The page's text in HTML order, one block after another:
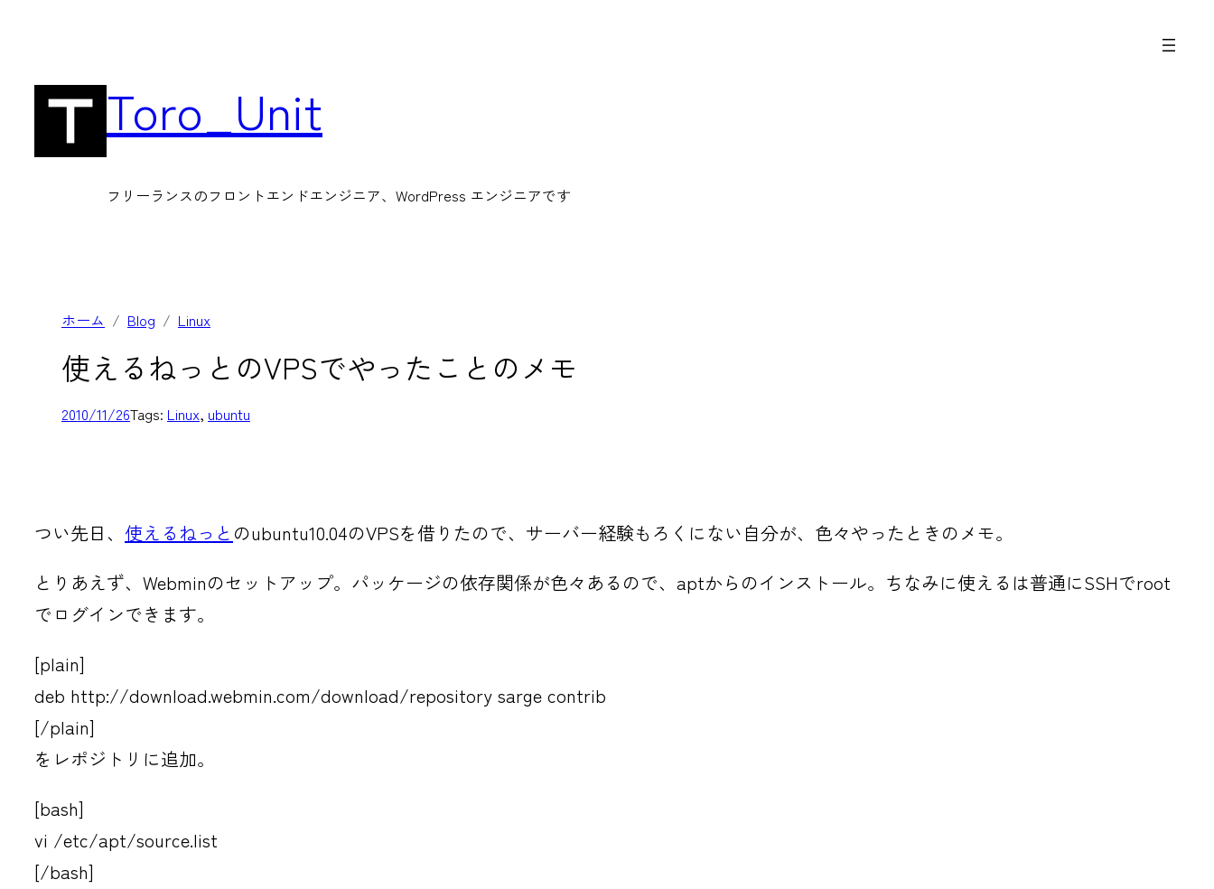
Toro_Unit
フリーランスのフロントエンドエンジニア、WordPress エンジニアです
ホーム Blog Linux
使えるねっとのVPSでやったことのメモ
2010/11/26Tags: Linux, ubuntu
つい先日、 使えるねっと のubuntu10.04のVPSを借りたので、サーバー経験もろくにない自分が、色々やったときのメモ。
とりあえず、Webminのセットアップ。パッケージの依存関係が色々あるので、aptからのインストール。ちなみに使えるは普通にSSHでroot
でログインできます。
[plain]
deb http://download.webmin.com/download/repository sarge contrib
[/plain]
をレポジトリに追加。
[bash]
vi /etc/apt/source.list
[/bash]